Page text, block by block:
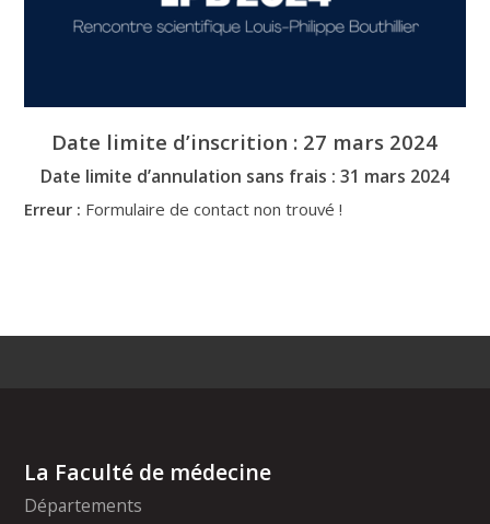
Date limite d’inscrition : 27 mars 2024
Date limite d’annulation sans frais : 31 mars 2024
Erreur : Formulaire de contact non trouvé !
La Faculté de médecine
Départements